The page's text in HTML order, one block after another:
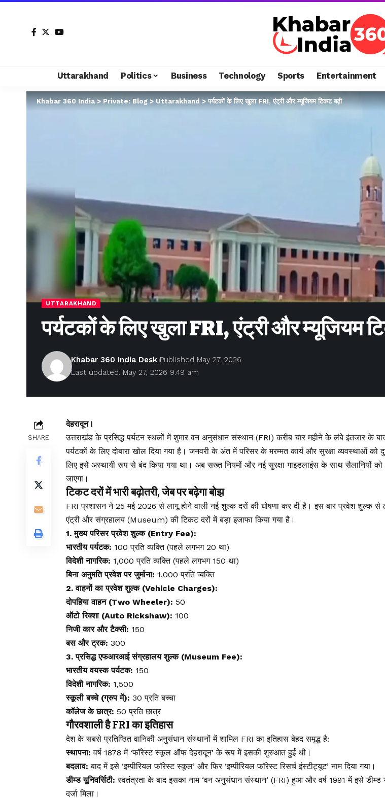
Uttarakhand Politics Business Technology Sports Entertainment
Khabar 360 India > Private: Blog > Uttarakhand> पर्यटकों के लिए खुला FRI, एंट्री और म्यूजियम टिकट बढ़ी
UTTARAKHAND
पर्यटकों के लिए खुला FRI, एंट्री और म्यूजियम
Last updated: May 27, 2026 9:49 am
Khabar 360 India Desk Published May 27, 2026
SHARE
देहरादून।
उत्तराखंड के प्रसिद्ध पर्यटन स्थलों में शुमार वन अनुसंधान संस्थान (FRI) करीब चार महीने के लंबे इंतजार के
पर्यटकों के लिए दोबारा खोल दिया गया है। जनवरी के अंत में परिसर के मरम्मत कार्य और सुरक्षा व्यवस्थाओं
लिए इसे अस्थायी रूप से बंद किया गया था। अब सख्त नियमों और नई सुरक्षा गाइडलाइंस के साथ सैलानियों को
जाएगा।
टिकट दरों में भारी बढ़ोतरी, जेब पर बढ़ेगा बोझ
FRI प्रशासन ने 25 मई 2026 से लागू होने वाली नई शुल्क दरों की घोषणा कर दी है। इस बार प्रवेश शुल्क से
एंट्री और संग्रहालय (Museum) की टिकट दरों में बड़ा इजाफा किया गया है।
1. मुख्य परिसर प्रवेश शुल्क (Entry Fee):
भारतीय पर्यटक: ₹100 प्रति व्यक्ति (पहले लगभग ₹20 था)
विदेशी नागरिक: ₹1,000 प्रति व्यक्ति (पहले लगभग ₹150 था)
बिना अनुमति प्रवेश पर जुर्माना: ₹1,000 प्रति व्यक्ति
2. वाहनों का प्रवेश शुल्क (Vehicle Charges):
दोपहिया वाहन (Two Wheeler): ₹50
ऑटो रिक्शा (Auto Rickshaw): ₹100
निजी कार और टैक्सी: ₹150
बस और ट्रक: ₹300
3. प्रसिद्ध एफआरआई संग्रहालय शुल्क (Museum Fee):
भारतीय वयस्क पर्यटक: ₹150
विदेशी नागरिक: ₹1,500
स्कूली बच्चे (ग्रुप में): ₹30 प्रति बच्चा
कॉलेज के छात्र: ₹50 प्रति छात्र
गौरवशाली है FRI का इतिहास
देश के सबसे प्रतिष्ठित वानिकी अनुसंधान संस्थानों में शामिल FRI का इतिहास बेहद समृद्ध है:
स्थापना: वर्ष 1878 में ‘फॉरेस्ट स्कूल ऑफ देहरादून’ के रूप में इसकी शुरुआत हुई थी।
बदलाव: बाद में इसे ‘इम्पीरियल फॉरेस्ट स्कूल’ और फिर ‘इम्पीरियल फॉरेस्ट रिसर्च इंस्टीट्यूट’ नाम दिया गया।
डीम्ड यूनिवर्सिटी: स्वतंत्रता के बाद इसका नाम ‘वन अनुसंधान संस्थान’ (FRI) हुआ और वर्ष 1991 में इसे डीम्ड
दर्जा मिला।